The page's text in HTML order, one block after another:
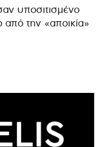
υποσιτισμένο
την «αποικία»